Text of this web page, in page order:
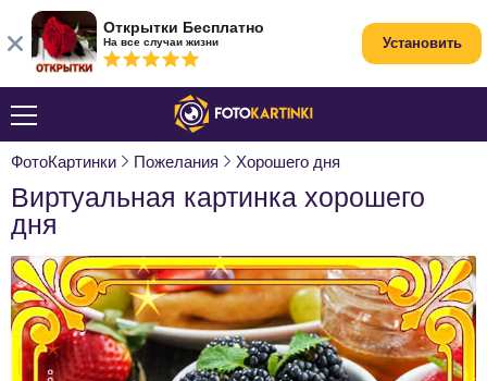
ФотоКартинки Пожелания Хорошего дня
Виртуальная картинка хорошего
дня
Открытки Бесплатно
На все случаи жизни Установить